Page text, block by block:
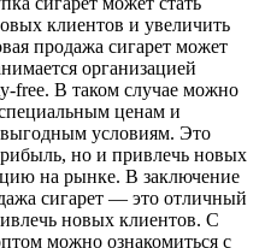
клиентов и увеличить
продажа сигарет может
организацией
free. В таком случае можно
ценам и
условиям. Это
но и привлечь новых
на рынке. В заключение
сигарет — это отличный
новых клиентов. С
можно ознакомиться с